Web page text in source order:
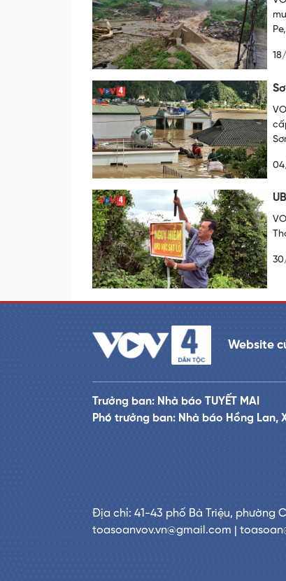
Website
Trưởng ban: Nhà báo TUYẾT MAI
Phó trưởng ban: Nhà báo Hồng Lan,
Địa chỉ: 41-43 phố Bà Triệu, phường
toasoanvov.vn@gmail.com |